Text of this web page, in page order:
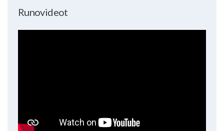
Runovideot